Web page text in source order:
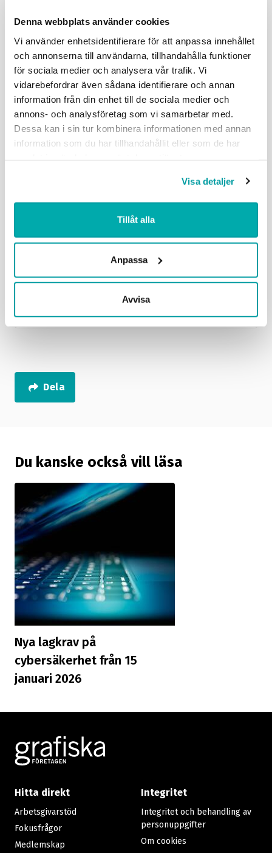
Denna webbplats använder cookies
Vi använder enhetsidentifierare för att anpassa innehållet
och annonserna till användarna, tillhandahålla funktioner
för sociala medier och analysera vår trafik. Vi
vidarebefordrar även sådana identifierare och annan
information från din enhet till de sociala medier och
annons- och analysföretag som vi samarbetar med.
Dessa kan i sin tur kombinera informationen med annan
information som du har tillhandahållit eller som de har
Visa detaljer
Tillåt alla
Anpassa
Avvisa
Stärk psykologiskt försvar: utbilda i källkritik och
hantering av desinformation.
Utbilda och öva regelbundet – även enkla övningar
ger effekt.
Var beredd att tänka om och bidra till samhällets
behov. Etablera samverkan med myndigheter och
andra aktörer i förväg.
kriget kommer (mcf.se)
Beredskap för företag (mcf.se)
Dela
Du kanske också vill läsa
Nya lagkrav på
cybersäkerhet från 15
januari 2026
Footer
Hitta direkt
Arbetsgivarstöd
Fokusfrågor
Medlemskap
Integritet
Integritet och behandling av
personuppgifter
Om cookies